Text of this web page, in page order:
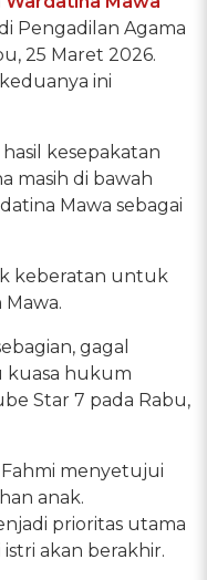
Pengadilan Agama
25 Maret 2026.
ini
kesepakatan
masih di bawah
Mawa sebagai
keberatan untuk
gagal
kuasa hukum
Star 7 pada Rabu,
menyetujui
anak.
prioritas utama
akan berakhir.